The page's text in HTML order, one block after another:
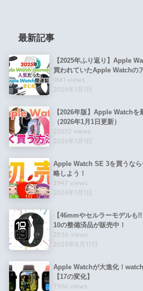
最新記事
【2025年ふり返り】Apple
買われていたApple Watchの
1641 views
2026年1月1日
【2026年版】Apple Watchを
（2026年1月1日更新）
22070 views
2026年1月1日
Apple Watch SE 3を買うな
略しよう！
2947 views
2026年1月1日
【46mmやセルラーモデル
10の整備済品が販売中！
2856 views
2025年8月17日
Apple Watchが大進化！
【17の変化】
7966 views